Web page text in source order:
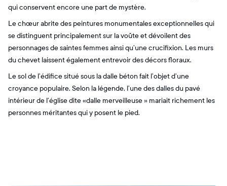
qui conservent encore une part de mystère.
Le chœur abrite des peintures monumentales exceptionnelles qui
se distinguent principalement sur la voûte et dévoilent des
personnages de saintes femmes ainsi qu’une crucifixion. Les murs
du chevet laissent également entrevoir des décors floraux.
Le sol de l’édifice situé sous la dalle béton fait l’objet d’une
croyance populaire. Selon la légende, l’une des dalles du pavé
intérieur de l’église dite «dalle merveilleuse » mariait richement les
personnes méritantes qui y posent le pied.